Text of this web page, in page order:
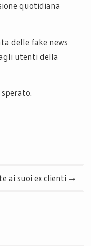
quotidiana
delle fake news
utenti della
ai suoi ex clienti